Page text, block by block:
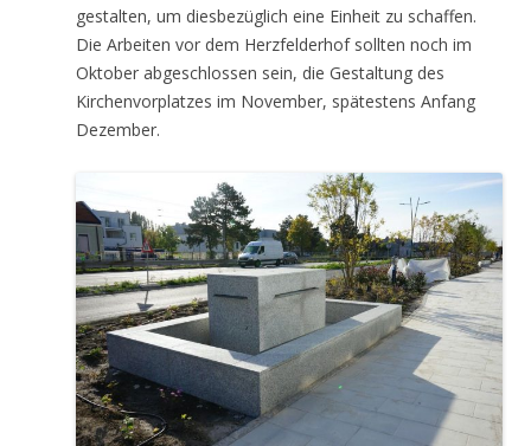
gestalten, um diesbezüglich eine Einheit zu schaffen.
Die Arbeiten vor dem Herzfelderhof sollten noch im
Oktober abgeschlossen sein, die Gestaltung des
Kirchenvorplatzes im November, spätestens Anfang
Dezember.